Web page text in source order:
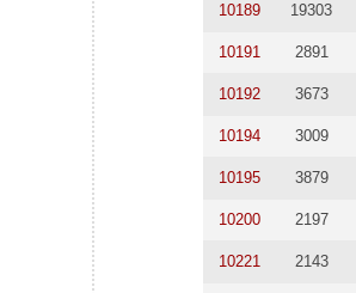
10189 19303
10191 2891
10192 3673
10194 3009
10195 3879
10200 2197
10221 2143